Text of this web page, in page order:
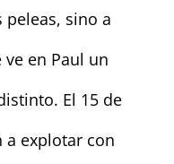
peleas, sino a
en Paul un
El 15 de
a explotar con